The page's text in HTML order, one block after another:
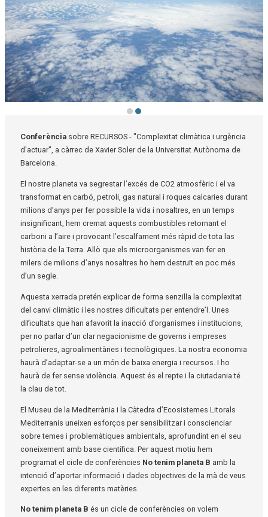
Conferència sobre RECURSOS - "Complexitat climàtica i urgència
d'actuar", a càrrec de Xavier Soler de la Universitat Autònoma de
Barcelona.
El nostre planeta va segrestar l’excés de CO2 atmosfèric i el va
transformat en carbó, petroli, gas natural i roques calcaries durant
milions d’anys per fer possible la vida i nosaltres, en un temps
insignificant, hem cremat aquests combustibles retornant el
carboni a l’aire i provocant l’escalfament més ràpid de tota las
història de la Terra. Allò que els microorganismes van fer en
milers de milions d’anys nosaltres ho hem destruït en poc més
d’un segle.
Aquesta xerrada pretén explicar de forma senzilla la complexitat
del canvi climàtic i les nostres dificultats per entendre’l. Unes
dificultats que han afavorit la inacció d’organismes i institucions,
per no parlar d’un clar negacionisme de governs i empreses
petrolieres, agroalimentàries i tecnològiques. La nostra economia
haurà d’adaptar-se a un món de baixa energia i recursos. I ho
haurà de fer sense violència. Aquest és el repte i la ciutadania té
la clau de tot.
El Museu de la Mediterrània i la Càtedra d’Ecosistemes Litorals
Mediterranis uneixen esforços per sensibilitzar i conscienciar
sobre temes i problemàtiques ambientals, aprofundint en el seu
coneixement amb base científica. Per aquest motiu hem
programat el cicle de conferències No tenim planeta B amb la
intenció d’aportar informació i dades objectives de la mà de veus
expertes en les diferents matèries.
No tenim planeta B és un cicle de conferències on volem